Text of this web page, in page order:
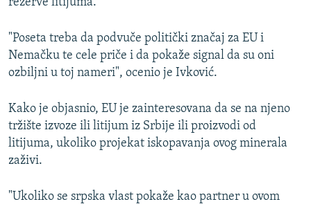
"Poseta treba da podvuče politički značaj za EU i
Nemačku te cele priče i da pokaže signal da su oni
ozbiljni u toj nameri", ocenio je Ivković.
Kako je objasnio, EU je zainteresovana da se na njeno
tržište izvoze ili litijum iz Srbije ili proizvodi od
litijuma, ukoliko projekat iskopavanja ovog minerala
zaživi.
"Ukoliko se srpska vlast pokaže kao partner u ovom